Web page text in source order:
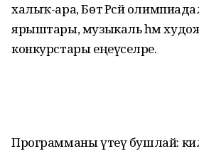
халыҡ-ара, Бөтә Рәсәй
ярыштары, музыкаль һәм
конкурстары еңеүселәре.
Программаны үтеү бушлай: